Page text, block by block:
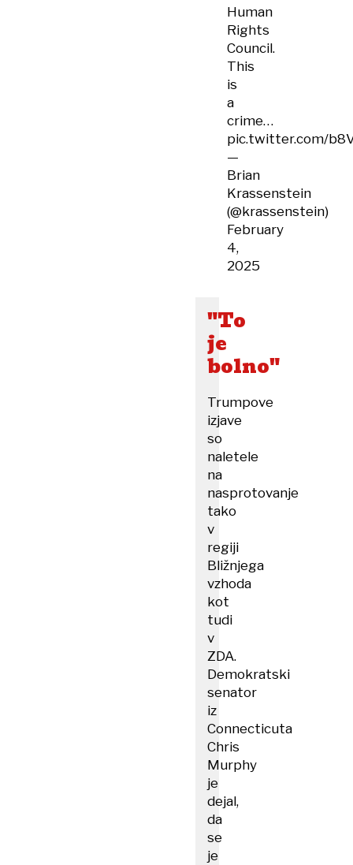
Human
Rights
Council.
This
is
a
crime…
pic.twitter.com/
—
Brian
Krassenstein
(@krassenstein)
February
4,
2025
"To
je
bolno"
Trumpove
izjave
so
naletele
na
nasprotovanje
tako
v
regiji
Bližnjega
vzhoda
kot
tudi
v
ZDA.
Demokratski
senator
iz
Connecticuta
Chris
Murphy
je
dejal,
da
se
je